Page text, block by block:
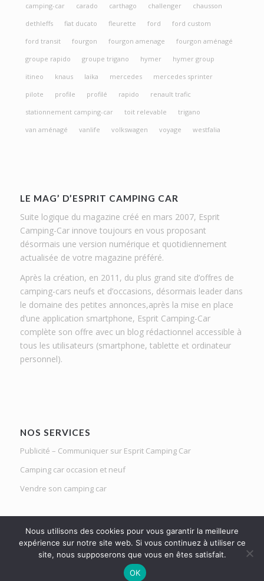
camping-car
carado carthago challenger
chausson
dethleffs
fiat ducato fleurette ford
ford custom
ford transit
fourgon fourgon amenage
fourgon aménagé
groupe rapido
groupe trigano hymer
hymer group
itineo
knaus laika mercedes
mercedes sprinter
pilote
profile profilé rapido
renault trafic
stationnement camping-car
toit relevable
trigano
van aménagé
vanlife volkswagen voyage westfalia
LE MAG’ D’ESPRIT CAMPING CAR
Suite logique du magazine créé en mars 2007, Esprit
Camping-Car innove toujours en vous proposant
désormais une version numérique et quotidiennement
actualisée de votre magazine préféré.
Après la création, en 2011, du plus grand site d’offres de
camping-cars neufs et d’occasions, désormais leader dans
le domaine des petites annonces,après la mise en place
d’une application smartphone, Esprit Camping-Car
complète son offre avec un blog rédactionnel accessible à
tous les utilisateurs (smartphone, tablette et ordinateur
personnel).
NOS SERVICES
Publicité – Communiquer sur Esprit Camping Car
Camping car occasion et neuf
Vendre son camping car
Le Mag d'Esprit Camping Car | Netlight solutions © 2020 | Tous droits
Nous utilisons des cookies pour vous garantir la meilleure
expérience sur notre site web. Si vous continuez à utiliser ce
site, nous supposerons que vous en êtes satisfait.
OK